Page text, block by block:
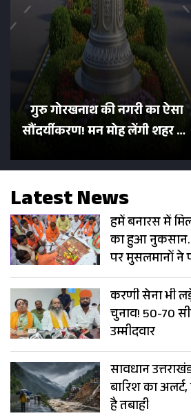
गुरु गोरखनाथ की नगरी का ऐसा
सौंदर्यीकरण! मन मोह लेंगी शहर की
Latest News
हमें बनारस में
का हुआ
पर मुसलमानों ने
करणी सेना भी
चुनाव! 50-70
उम्मीदवार
सावधान
बारिश का
है तबाही